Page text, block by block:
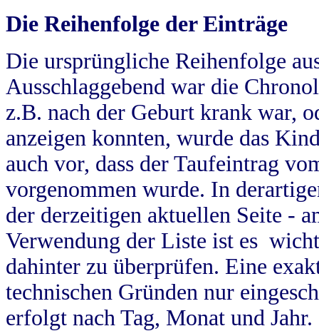
Die Reihenfolge der Einträge
Die ursprüngliche Reihenfolge
Ausschlaggebend war die
z.B. nach der Geburt krank war,
anzeigen konnten, wurde das
auch vor, dass der Taufeintrag
vorgenommen wurde. In
der derzeitigen aktuellen Seite -
Verwendung der Liste ist es
dahinter zu überprüfen. Eine
technischen Gründen nur
erfolgt nach Tag, Monat und Jahr.